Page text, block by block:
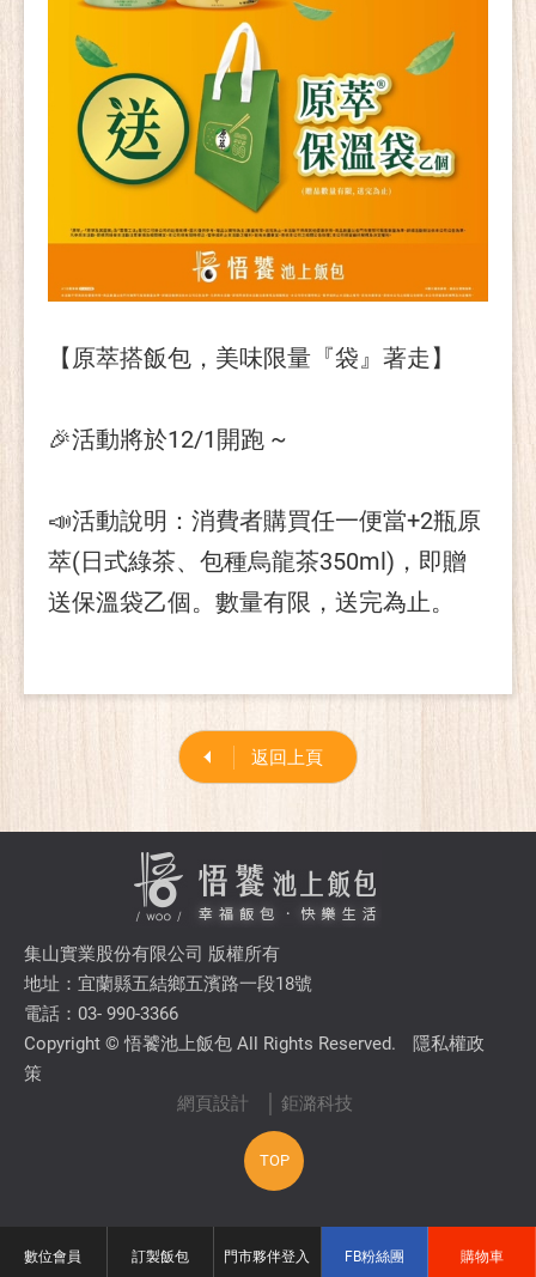
數位會員 訂製飯包 門市夥伴登入 FB粉絲團 購物車
【原萃搭飯包，美味限量『袋』著走】
🎉活動將於12/1開跑 ~
📣活動說明：消費者購買任一便當+2瓶原
萃(日式綠茶、包種烏龍茶350ml)，即贈
送保溫袋乙個。數量有限，送完為止。
返回上頁
集山實業股份有限公司 版權所有
地址：宜蘭縣五結鄉五濱路一段18號
電話：03- 990-3366
Copyright © 悟饕池上飯包 All Rights Reserved.
隱私權政
策
網頁設計
│ 鉅潞科技
TOP